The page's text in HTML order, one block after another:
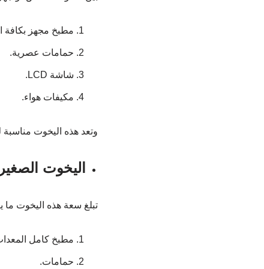
مطبخ مجهز بكافة
حمامات عصرية.
شاشة LCD.
مكيفات هواء.
وتعد هذه اليخوت مناسبة
اليخوت
تبلغ سعة هذه اليخوت ما يقارب 12 فرداً، وتنتمي لفئة اليخوت الصغيرة،
مطبخ كامل
حمامات.